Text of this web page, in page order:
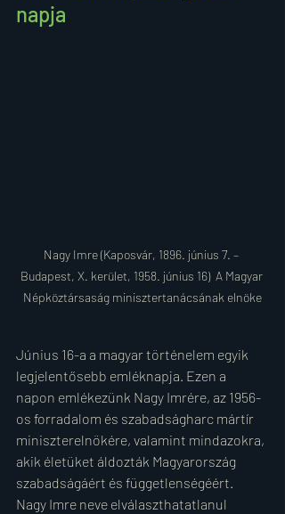
napja
Nagy Imre (Kaposvár, 1896. június 7. –
Budapest, X. kerület, 1958. június 16) A Magyar
Népköztársaság minisztertanácsának elnöke
Június 16-a a magyar történelem egyik
legjelentősebb emléknapja. Ezen a
napon emlékezünk Nagy Imrére, az 1956-
os forradalom és szabadságharc mártír
miniszterelnökére, valamint mindazokra,
akik életüket áldozták Magyarország
szabadságáért és függetlenségéért.
Nagy Imre neve elválaszthatatlanul